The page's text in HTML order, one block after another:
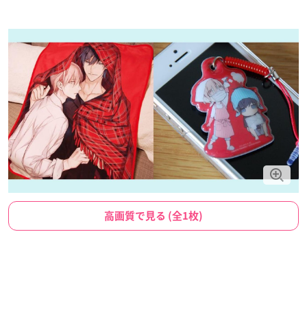
高画質で見る (全1枚)